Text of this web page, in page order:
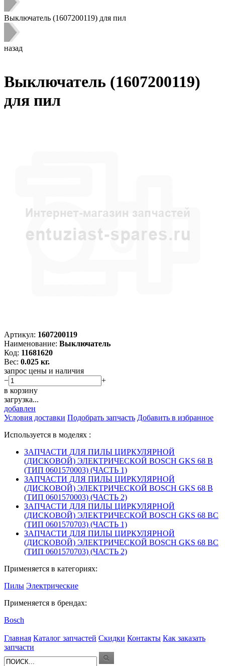
Выключатель (1607200119) для пил
назад
Выключатель (1607200119)
для пил
Артикул: 1607200119
Наименование: Выключатель
Код: 11681620
Вес: 0.025 кг.
запрос цены и наличия
−
+
в корзину
загрузка...
добавлен
Условия доставки Подобрать запчасть Добавить в избранное
Используется в моделях :
ЗАПЧАСТИ ДЛЯ ПИЛЫ ЦИРКУЛЯРНОЙ
(ДИСКОВОЙ) ЭЛЕКТРИЧЕСКОЙ BOSCH GKS 68 B
(ТИП 0601570003) (ЧАСТЬ 1)
ЗАПЧАСТИ ДЛЯ ПИЛЫ ЦИРКУЛЯРНОЙ
(ДИСКОВОЙ) ЭЛЕКТРИЧЕСКОЙ BOSCH GKS 68 B
(ТИП 0601570003) (ЧАСТЬ 2)
ЗАПЧАСТИ ДЛЯ ПИЛЫ ЦИРКУЛЯРНОЙ
(ДИСКОВОЙ) ЭЛЕКТРИЧЕСКОЙ BOSCH GKS 68 BC
(ТИП 0601570703) (ЧАСТЬ 1)
ЗАПЧАСТИ ДЛЯ ПИЛЫ ЦИРКУЛЯРНОЙ
(ДИСКОВОЙ) ЭЛЕКТРИЧЕСКОЙ BOSCH GKS 68 BC
(ТИП 0601570703) (ЧАСТЬ 2)
Применяется в категориях:
Пилы Электрические
Применяется в брендах:
Bosch
Главная Каталог запчастей Скидки Контакты Как заказать
запчасти